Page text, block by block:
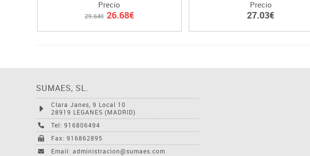
Precio
29.64€ 26.68€
Precio
27.03€
SUMAES, SL.
Clara Janes, 9 Local 10
28919 LEGANES (MADRID)
Tel: 916806494
Fax: 916862895
Email: administracion@sumaes.com